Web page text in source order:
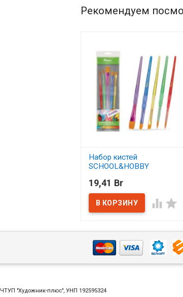
Рекомендуем
Набор кистей
SCHOOL&HOBBY
АССОРТИ
В наличии
19,41 Br
 
ЧТУП "Художник-плюс", УНП 192595324